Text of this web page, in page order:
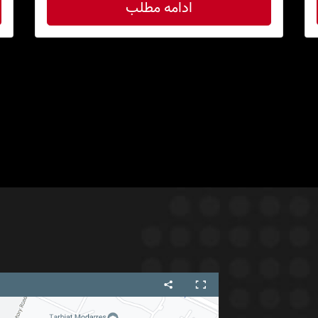
ادامه مطلب